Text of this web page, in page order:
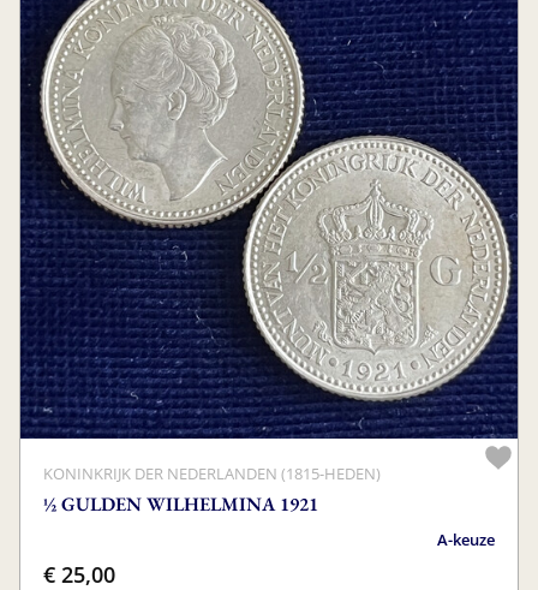
KONINKRIJK DER NEDERLANDEN (1815-HEDEN)
½ GULDEN WILHELMINA 1921
A-keuze
€ 25,00